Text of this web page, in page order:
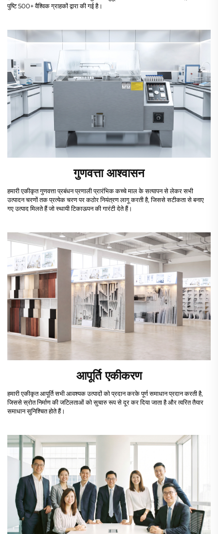
पुष्टि 500+ वैश्विक ग्राहकों द्वारा की गई है।
गुणवत्ता आश्वासन
हमारी एकीकृत गुणवत्ता प्रबंधन प्रणाली प्रारंभिक कच्चे माल के सत्यापन से लेकर सभी
उत्पादन चरणों तक प्रत्येक चरण पर कठोर नियंत्रण लागू करती है, जिससे सटीकता से बनाए
गए उत्पाद मिलते हैं जो स्थायी टिकाऊपन की गारंटी देते हैं।
आपूर्ति एकीकरण
हमारी एकीकृत आपूर्ति सभी आवश्यक उत्पादों को प्रदान करके पूर्ण समाधान प्रदान करती है,
जिससे स्रोत निर्माण की जटिलताओं को सुचारु रूप से दूर कर दिया जाता है और त्वरित तैयार
समाधान सुनिश्चित होते हैं।